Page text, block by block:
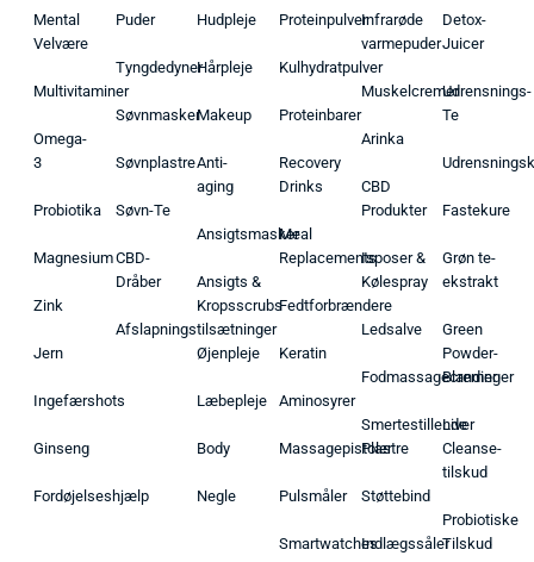
Mental
Velvære
Multivitaminer
Omega-
3
Probiotika
Magnesium
Zink
Jern
Ingefærshots
Ginseng
Fordøjelseshjælp
Puder
Tyngdedyner
Søvnmasker
Søvnplastre
Søvn-Te
CBD-
Dråber
Afslapningstilsætninger
Hudpleje
Hårpleje
Makeup
Anti-
aging
Ansigtsmasker
Ansigts &
Kropsscrubs
Øjenpleje
Læbepleje
Body
Negle
Proteinpulver
Kulhydratpulver
Proteinbarer
Recovery
Drinks
Meal
Replacements
Fedtforbrændere
Keratin
Aminosyrer
Massagepistoler
Pulsmåler
Smartwatches
Infrarøde
varmepuder
Muskelcremer
Arinka
CBD
Produkter
Isposer &
Kølespray
Ledsalve
Fodmassagecremer
Smertestillende
Plastre
Støttebind
Indlægssåler
Detox-
Juicer
Udrensnings-
Te
Fastekure
Grøn te-
ekstrakt
Green
Powder-
Blandinger
Liver
Cleanse-
tilskud
Probiotiske
Tilskud